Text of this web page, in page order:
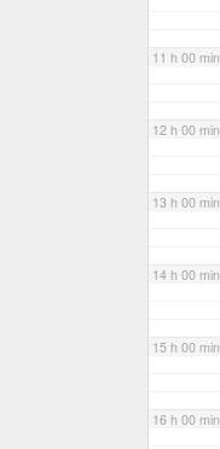
11 h 00 min
12 h 00 min
13 h 00 min
14 h 00 min
15 h 00 min
16 h 00 min